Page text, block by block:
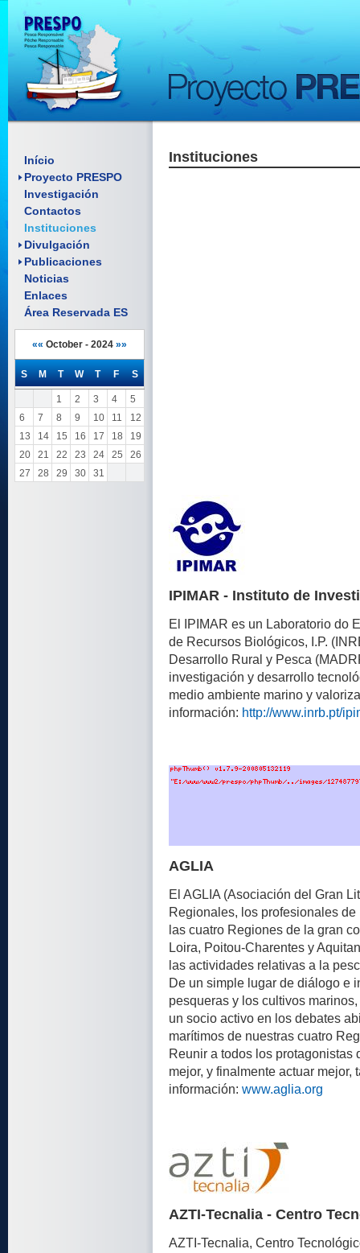
Início
Proyecto PRESPO
Enquadramento SP
Objetivos
Investigación
Contactos
Instituciones
Divulgación
Pósteres
Folhetos
Material Promocional
Reuniones
Publicaciones
Artículos científicos
Informes
Comunicaciones
Posters
Manuales
Documentos
Noticias
Enlaces
Área Reservada ES
«« October - 2024 »»
S M T W T F S
1 2 3 4
5
6
7 8 9 10 11
12
13
14 15 16 17 18
19
20
21 22 23 24 25
26
27
28 29 30 31
Instituciones
IPIMAR - Instituto de
El IPIMAR es un Laboratorio do
de Recursos Biológicos, I.P.
Desarrollo Rural y Pesca
investigación y desarrollo
medio ambiente marino y
información: http://www.inrb.pt/
AGLIA
El AGLIA (Asociación del Gran
Regionales, los profesionales
las cuatro Regiones de la gran
Loira, Poitou-Charentes y
las actividades relativas a la
De un simple lugar de diálogo e
pesqueras y los cultivos
un socio activo en los debates
marítimos de nuestras cuatro
Reunir a todos los protagonistas
mejor, y finalmente actuar mejor,
información: www.aglia.org
AZTI-Tecnalia - Centro
AZTI-Tecnalia, Centro